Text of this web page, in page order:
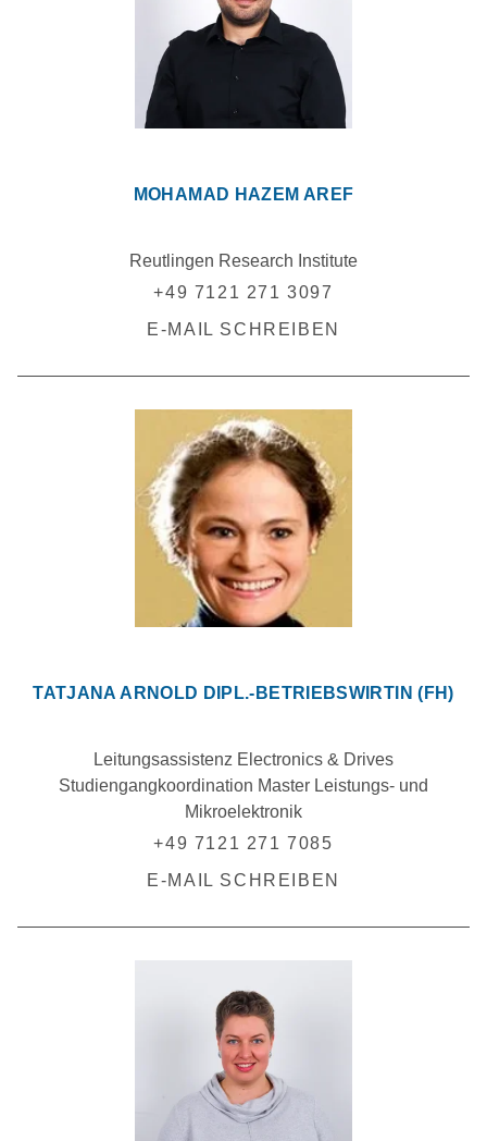
MOHAMAD HAZEM AREF
Reutlingen Research Institute
+49 7121 271 3097
E-MAIL SCHREIBEN
TATJANA ARNOLD DIPL.-BETRIEBSWIRTIN (FH)
Leitungsassistenz Electronics & Drives
Studiengangkoordination Master Leistungs- und
Mikroelektronik
+49 7121 271 7085
E-MAIL SCHREIBEN